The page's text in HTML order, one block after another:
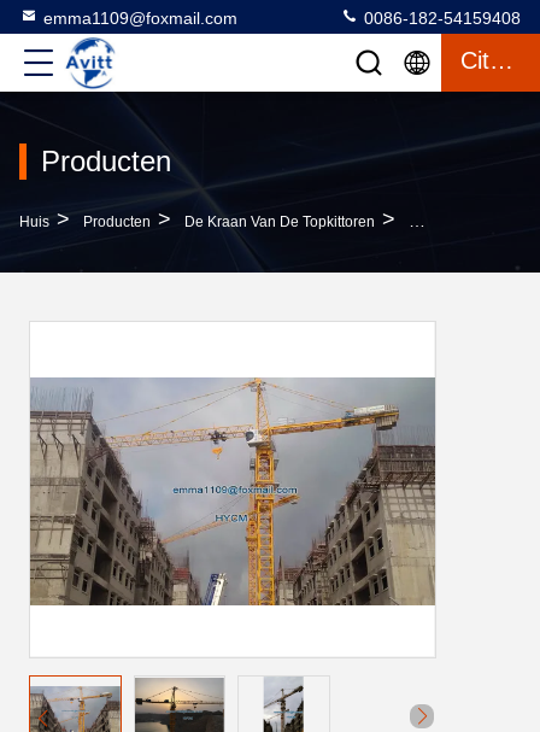
emma1109@foxmail.com 0086-182-54159408
Citaat
Producten
Huis > Producten > De Kraan Van De Topkittoren > 16 T